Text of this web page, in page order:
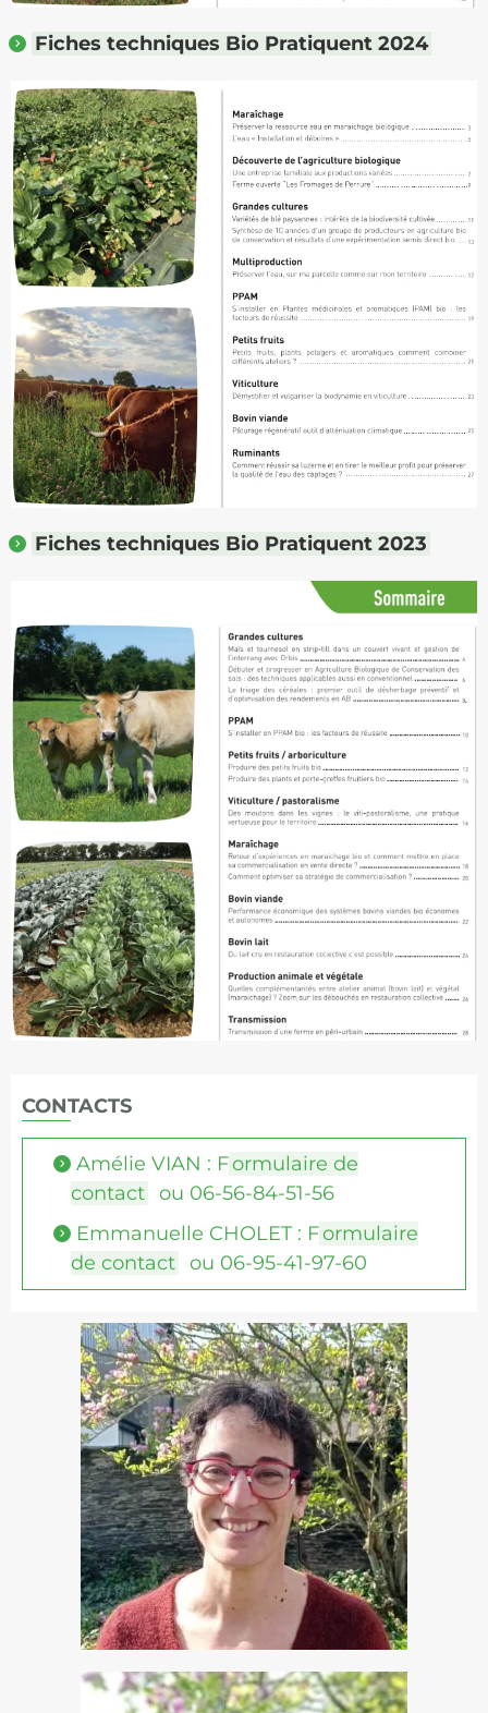
Fiches techniques Bio Pratiquent 2024
Fiches techniques Bio Pratiquent 2023
CONTACTS
Amélie VIAN : Formulaire de
contact ou 06-56-84-51-56
Emmanuelle CHOLET : Formulaire
de contact ou 06-95-41-97-60